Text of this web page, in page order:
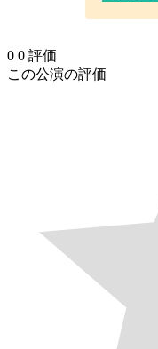
0 0 評価
この公演の評価